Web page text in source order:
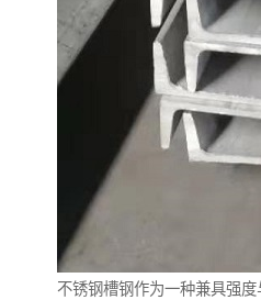
不锈钢槽钢作为一种兼具强度